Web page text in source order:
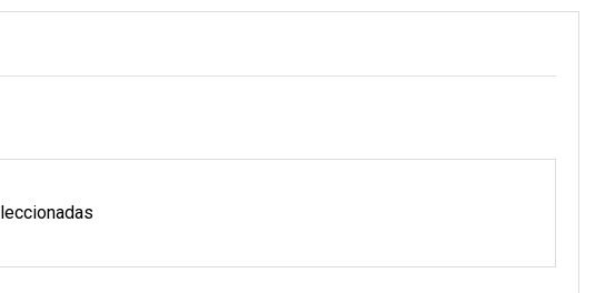
es uno de los más concurridos de Tailandia.
es otra visita obligada en la costa oeste.
de Phang Nga. Y verá un montón de increíbles criaturas marinas nadando